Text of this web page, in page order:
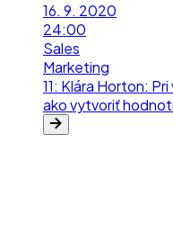
16. 9. 2020
24:00
Sales
Marketing
11: Klára Horton:
ako vytvoriť